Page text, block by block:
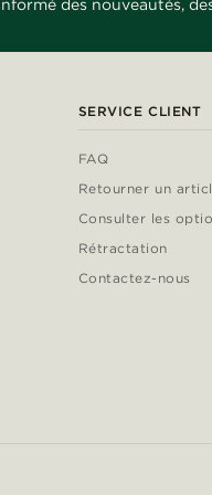
des nouveautés,
SERVICE CLIENT
FAQ
Retourner un
Consulter les
Rétractation
Contactez-nous